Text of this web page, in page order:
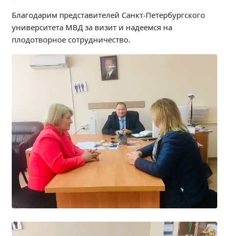
Всероссийское чемпионатное движение
Региональная инновационная площадка
СВЕДЕНИЯ ОБ ОБРАЗОВАТЕЛЬНОЙ ОРГАНИЗАЦИИ
Основные сведения
Структура и органы управления образовательной
организацией
Документы
Образование
Образовательные стандарты и требования
Руководство
Педагогический состав
Материально-техническое обеспечение и
оснащенность образовательного процесса.
Стипендии и меры поддержки обучающихся
Благодарим представителей Санкт-Петербургского
университета МВД за визит и надеемся на
плодотворное сотрудничество.